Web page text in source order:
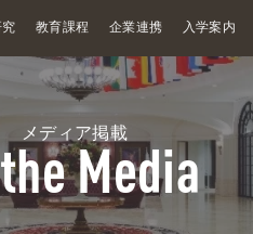
究 教育課程 企業連携 入学案内
メディア掲載
Media